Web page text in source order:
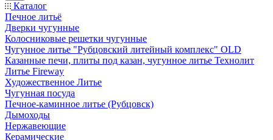
Каталог
Печное литьё
Дверки чугунные
Колосниковые решетки чугунные
Чугунное литье "Рубцовский литейный комплекс" OLD
Казанные печи, плиты под казан, чугунное литье Технолит
Литье Fireway
Художественное Литье
Чугунная посуда
Печное-каминное литье (Рубцовск)
Дымоходы
Нержавеющие
Керамические